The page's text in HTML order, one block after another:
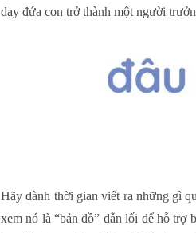
dạy đứa con trở thành một người
Hãy dành thời gian viết ra những gì
xem nó là “bản đồ” dẫn lối để hỗ trợ